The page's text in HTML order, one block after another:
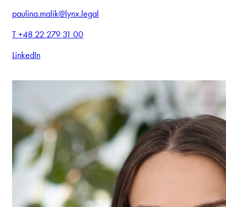
paulina.malik@lynx.legal
T +48 22 279 31 00
LinkedIn